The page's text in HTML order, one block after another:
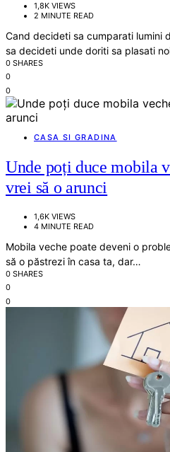
1,8K VIEWS
2 MINUTE READ
Cand decideti sa cumparati lumini
sa decideti unde doriti sa plasati
0 SHARES
0
0
CASA SI GRADINA
Unde poți duce mobila
vrei să o arunci
1,6K VIEWS
4 MINUTE READ
Mobila veche poate deveni o
să o păstrezi în casa ta, dar…
0 SHARES
0
0